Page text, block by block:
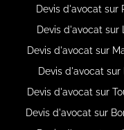
Devis d'avocat sur
Devis d'avocat
Devis d'avocat sur
Devis d'avocat
Devis d'avocat sur
Devis d'avocat sur